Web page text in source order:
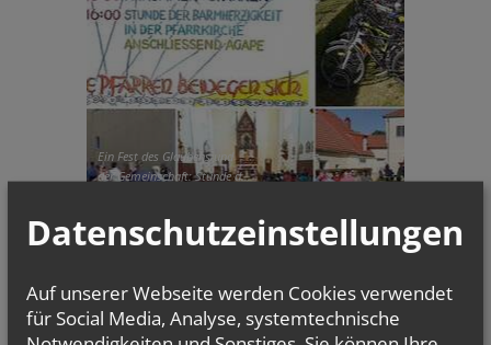
Ein Fest des Glaubens und
der Gemeinschaft: Stunde d...
GOTTESDIENSTE
Evangelium
von heute
Mt 17, 14b–20
Datenschutzeinstellungen
Auf unserer Webseite werden Cookies verwendet
für Social Media, Analyse, systemtechnische